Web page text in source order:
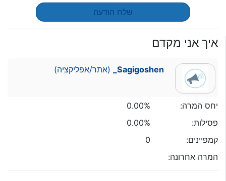
שלח הודעה
איך אני מקדם
Sagigoshen_ (אתר/אפליקציה)
יחס המרה:
0.00%
פסילות:
0.00%
קמפיינים:
0
המרה אחרונה: